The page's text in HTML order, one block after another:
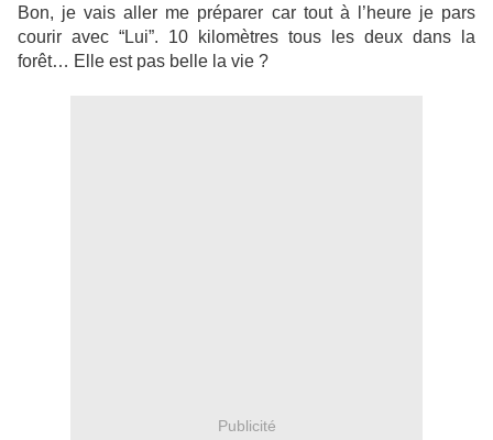
Bon, je vais aller me préparer car tout à l’heure je pars
courir avec “Lui”. 10 kilomètres tous les deux dans la
forêt… Elle est pas belle la vie ?
Publicité